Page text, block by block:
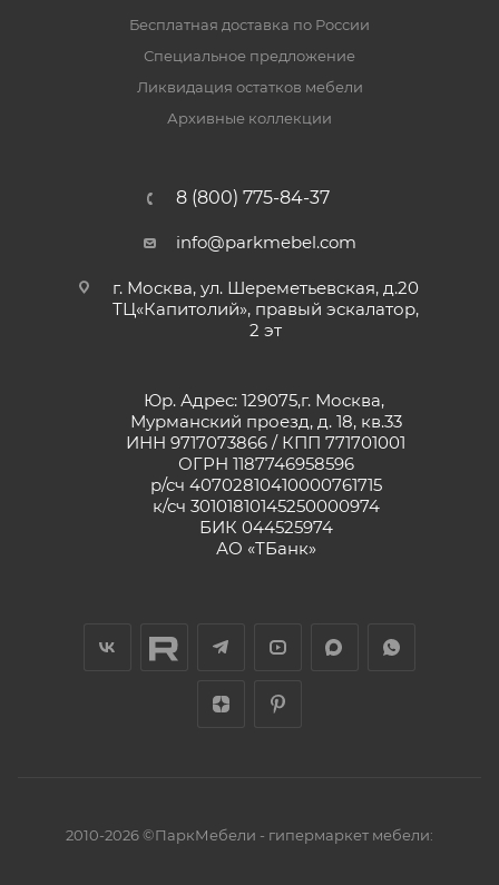
Бесплатная доставка по России
Специальное предложение
Ликвидация остатков мебели
Архивные коллекции
8 (800) 775-84-37
info@parkmebel.com
г. Москва, ул. Шереметьевская, д.20
ТЦ«Капитолий», правый эскалатор,
2 эт
Юр. Адрес: 129075,г. Москва,
Мурманский проезд, д. 18, кв.33
ИНН 9717073866 / КПП 771701001
ОГРН 1187746958596
р/сч 40702810410000761715
к/сч 30101810145250000974
БИК 044525974
АО «ТБанк»
2010-2026 ©ПаркМебели - гипермаркет мебели: